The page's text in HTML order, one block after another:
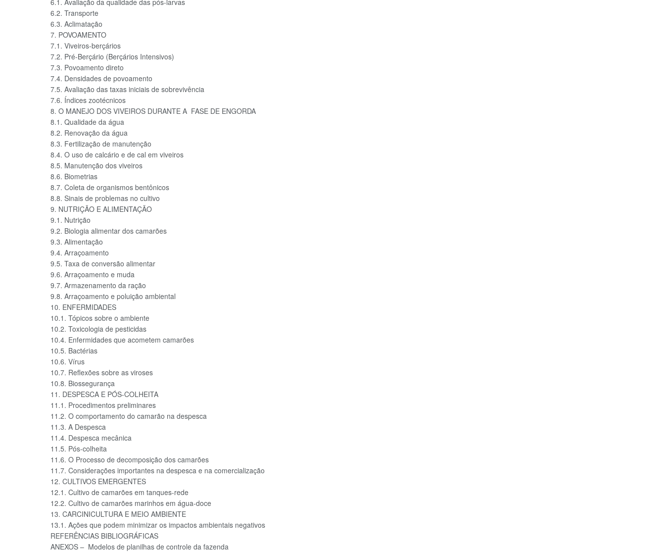
6.2. Transporte
6.3. Aclimatação
7. POVOAMENTO
7.1. Viveiros-berçários
7.2. Pré-Berçário (Berçários Intensivos)
7.3. Povoamento direto
7.4. Densidades de povoamento
7.5. Avaliação das taxas iniciais de sobrevivência
7.6. Índices zootécnicos
8. O MANEJO DOS VIVEIROS DURANTE A FASE DE ENGORDA
8.1. Qualidade da água
8.2. Renovação da água
8.3. Fertilização de manutenção
8.4. O uso de calcário e de cal em viveiros
8.5. Manutenção dos viveiros
8.6. Biometrias
8.7. Coleta de organismos bentônicos
8.8. Sinais de problemas no cultivo
9. NUTRIÇÃO E ALIMENTAÇÃO
9.1. Nutrição
9.2. Biologia alimentar dos camarões
9.3. Alimentação
9.4. Arraçoamento
9.5. Taxa de conversão alimentar
9.6. Arraçoamento e muda
9.7. Armazenamento da ração
9.8. Arraçoamento e poluição ambiental
10. ENFERMIDADES
10.1. Tópicos sobre o ambiente
10.2. Toxicologia de pesticidas
10.4. Enfermidades que acometem camarões
10.5. Bactérias
10.6. Vírus
10.7. Reflexões sobre as viroses
10.8. Biossegurança
11. DESPESCA E PÓS-COLHEITA
11.1. Procedimentos preliminares
11.2. O comportamento do camarão na despesca
11.3. A Despesca
11.4. Despesca mecânica
11.5. Pós-colheita
11.6. O Processo de decomposição dos camarões
11.7. Considerações importantes na despesca e na comercialização
12. CULTIVOS EMERGENTES
12.1. Cultivo de camarões em tanques-rede
12.2. Cultivo de camarões marinhos em água-doce
13. CARCINICULTURA E MEIO AMBIENTE
13.1. Ações que podem minimizar os impactos ambientais negativos
REFERÊNCIAS BIBLIOGRÁFICAS
ANEXOS – Modelos de planilhas de controle da fazenda